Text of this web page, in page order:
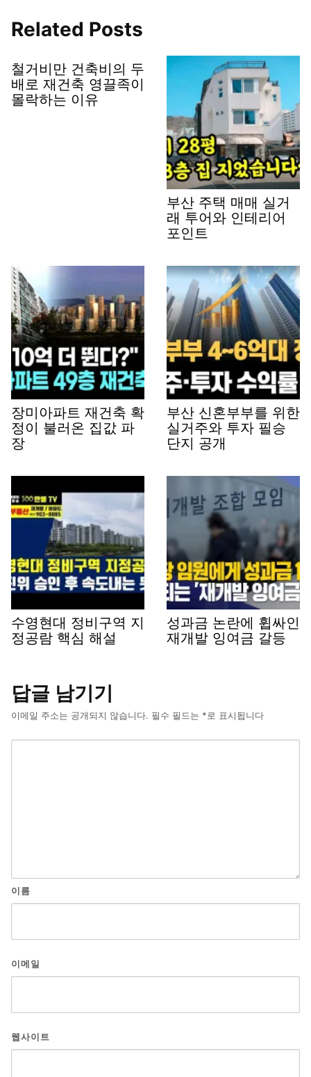
Related Posts
철거비만 건축비의 두
배로 재건축 영끌족이
몰락하는 이유
부산 주택 매매 실거
래 투어와 인테리어
포인트
장미아파트 재건축 확
정이 불러온 집값 파
장
부산 신혼부부를 위한
실거주와 투자 필승
단지 공개
수영현대 정비구역 지
정공람 핵심 해설
성과금 논란에 휩싸인
재개발 잉여금 갈등
답글 남기기
이메일 주소는 공개되지 않습니다. 필수 필드는 *로 표시됩니다
이름
이메일
웹사이트